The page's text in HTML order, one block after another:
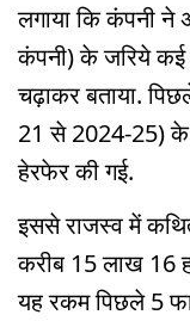
लगाया कि कंपनी ने
कंपनी) के जरिये
चढ़ाकर बताया.
21 से 2024-25) के
हेरफेर की गई.
इससे राजस्व में
करीब 15 लाख 16
यह रकम पिछले 5